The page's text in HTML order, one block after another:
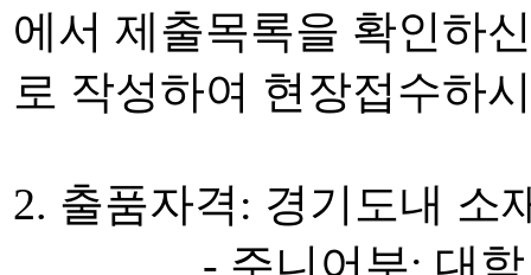
에서 제출목록을 확인하
로 작성하여 현장접수하
2. 출품자격: 경기도내 소
- 주니어부: 대학 3